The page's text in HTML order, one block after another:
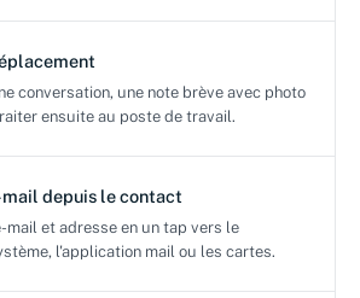
conversation, une note brève avec photo
ensuite au poste de travail.
depuis le contact
mail et adresse en un tap vers le
l'application mail ou les cartes.